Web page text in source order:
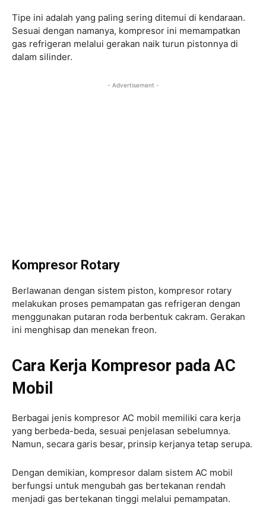
Tipe ini adalah yang paling sering ditemui di kendaraan.
Sesuai dengan namanya, kompresor ini memampatkan
gas refrigeran melalui gerakan naik turun pistonnya di
dalam silinder.
- Advertisement -
Kompresor Rotary
Berlawanan dengan sistem piston, kompresor rotary
melakukan proses pemampatan gas refrigeran dengan
menggunakan putaran roda berbentuk cakram. Gerakan
ini menghisap dan menekan freon.
Cara Kerja Kompresor pada AC
Mobil
Berbagai jenis kompresor AC mobil memiliki cara kerja
yang berbeda-beda, sesuai penjelasan sebelumnya.
Namun, secara garis besar, prinsip kerjanya tetap serupa.
Dengan demikian, kompresor dalam sistem AC mobil
berfungsi untuk mengubah gas bertekanan rendah
menjadi gas bertekanan tinggi melalui pemampatan.